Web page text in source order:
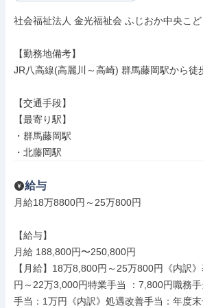
社会福祉法人 金光福祉会 ふじおか中央こど
【勤務地備考】
JR八高線(高麗川～高崎) 群馬藤岡駅から徒
【交通手段】
【最寄り駅】
・群馬藤岡駅
・北藤岡駅
給与
月給18万8800円～25万800円
【給与】
月給 188,800円〜250,800円
【月給】18万8,800円～25万800円《内訳
円～22万3,000円特業手当 ：7,800円職務
手当：1万円《内訳》処遇改善手当：年度